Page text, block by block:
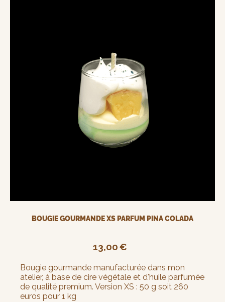
BOUGIE GOURMANDE XS PARFUM PINA COLADA
13,00€
Bougie gourmande manufacturée dans mon
atelier, à base de cire végétale et d'huile parfumée
de qualité premium. Version XS : 50 g soit 260
euros pour 1 kg